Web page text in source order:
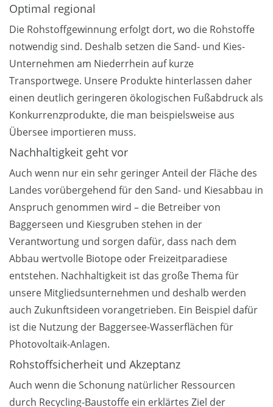
Optimal regional
Die Rohstoffgewinnung erfolgt dort, wo die Rohstoffe
notwendig sind. Deshalb setzen die Sand- und Kies-
Unternehmen am Niederrhein auf kurze
Transportwege. Unsere Produkte hinterlassen daher
einen deutlich geringeren ökologischen Fußabdruck als
Konkurrenzprodukte, die man beispielsweise aus
Übersee importieren muss.
Nachhaltigkeit geht vor
Auch wenn nur ein sehr geringer Anteil der Fläche des
Landes vorübergehend für den Sand- und Kiesabbau in
Anspruch genommen wird – die Betreiber von
Baggerseen und Kiesgruben stehen in der
Verantwortung und sorgen dafür, dass nach dem
Abbau wertvolle Biotope oder Freizeitparadiese
entstehen. Nachhaltigkeit ist das große Thema für
unsere Mitgliedsunternehmen und deshalb werden
auch Zukunftsideen vorangetrieben. Ein Beispiel dafür
ist die Nutzung der Baggersee-Wasserflächen für
Photovoltaik-Anlagen.
Rohstoffsicherheit und Akzeptanz
Auch wenn die Schonung natürlicher Ressourcen
durch Recycling-Baustoffe ein erklärtes Ziel der